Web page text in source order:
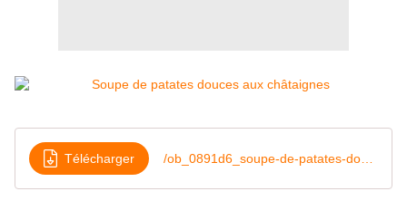
Télécharger